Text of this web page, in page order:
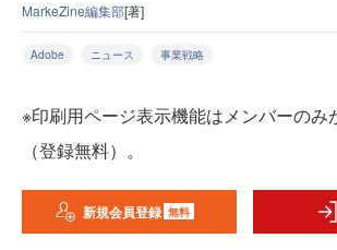
MarkeZine編集部[著]
Adobe ニュース 事業戦略
※印刷用ページ表示機能はメンバーのみ
（登録無料）。
新規会員登録 無料